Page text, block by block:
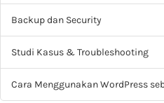
Backup dan Security
Studi Kasus & Troubleshooting
Cara Menggunakan WordPress